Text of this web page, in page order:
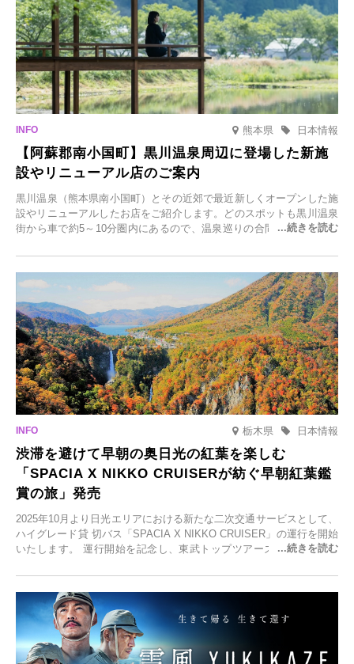
熊本県 日本情報
【阿蘇郡南小国町】黒川温泉周辺に登場した新施
設やリニューアル店のご案内
黒川温泉（熊本県南小国町）とその近郊で最近新しくオープンした施
設やリニューアルしたお店をご紹介します。どのスポットも黒川温泉
街から車で約5～10分圏内にあるので、温泉巡りの合間に気軽に立ち
元食材にこだわったレストランなど、多彩な魅力が満載です。黒川温
泉の新たな楽しみとしてチェックしてみてください。
栃木県 日本情報
渋滞を避けて早朝の奥日光の紅葉を楽しむ
「SPACIA X NIKKO CRUISERが紡ぐ早朝紅葉鑑
賞の旅」発売
2025年10月より日光エリアにおける新たな二次交通サービスとして、
ハイグレード貸 切バス「SPACIA X NIKKO CRUISER」の運行を開始
いたします。 運行開始を記念し、東武トップツアーズ株式会社では
2025年9月12日(金)より発売いたします。